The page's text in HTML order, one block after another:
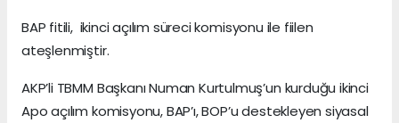
BAP fitili, ikinci açılım süreci komisyonu ile fiilen
ateşlenmiştir.
AKP’li TBMM Başkanı Numan Kurtulmuş’un kurduğu ikinci
Apo açılım komisyonu, BAP’ı, BOP’u destekleyen siyasal